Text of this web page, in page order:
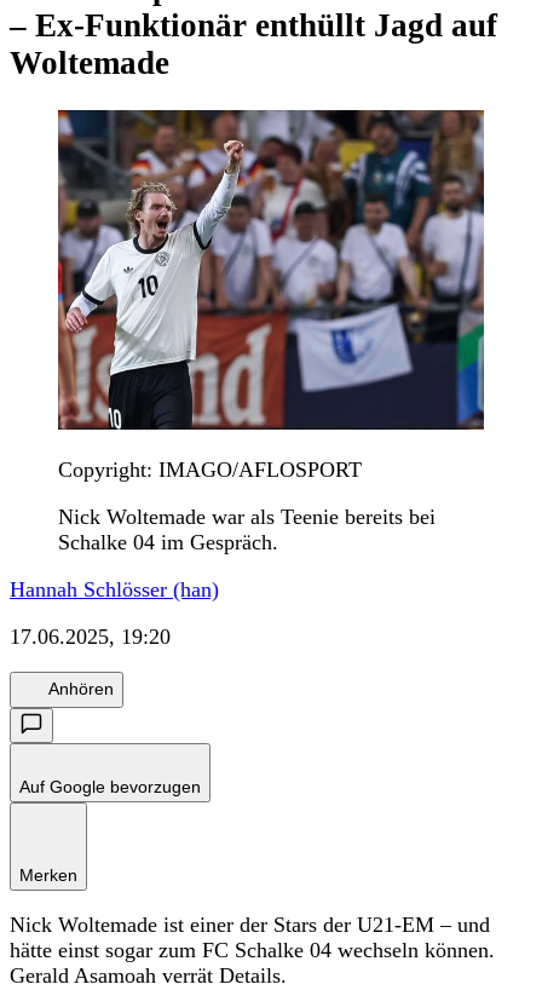
– Ex-Funktionär enthüllt Jagd auf
Woltemade
Copyright: IMAGO/AFLOSPORT
Nick Woltemade war als Teenie bereits bei
Schalke 04 im Gespräch.
Hannah Schlösser (han)
17.06.2025, 19:20
Anhören
Auf Google bevorzugen
Merken
Nick Woltemade ist einer der Stars der U21-EM – und
hätte einst sogar zum FC Schalke 04 wechseln können.
Gerald Asamoah verrät Details.